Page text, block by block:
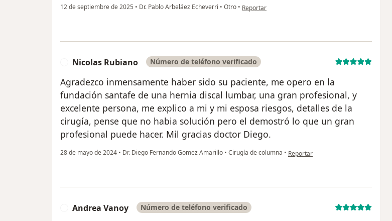
12 de septiembre de 2025 • Dr. Pablo Arbeláez Echeverri • Otro • en opinión del usuario Lina
Reportar
Nicolas Rubiano Número de teléfono verificado
Agradezco inmensamente haber sido su paciente, me opero en la
fundación santafe de una hernia discal lumbar, una gran profesional, y
excelente persona, me explico a mi y mi esposa riesgos, detalles de la
cirugía, pense que no habia solución pero el demostró lo que un gran
profesional puede hacer. Mil gracias doctor Diego.
28 de mayo de 2024 • Dr. Diego Fernando Gomez Amarillo • Cirugía de columna • en opinión del usuario Nicolas Rubiano
Reportar
Andrea Vanoy Número de teléfono verificado